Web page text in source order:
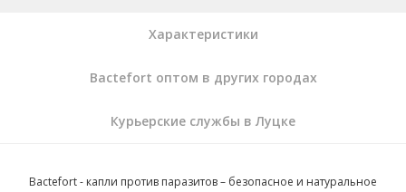
Характеристики
Bactefort оптом в других городах
Курьерские службы в Луцке
Bactefort - капли против паразитов– безопасное и натуральное